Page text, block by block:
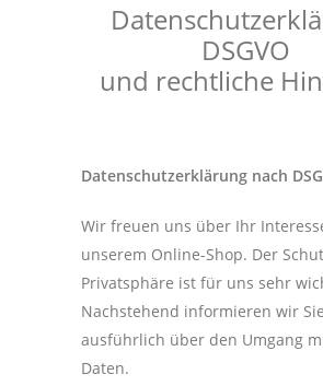
DSGVO
und rechtliche
Datenschutzerklärung nach
Wir freuen uns über Ihr
unserem Online-Shop. Der
Privatsphäre ist für uns sehr
Nachstehend informieren wir Sie
ausführlich über den Umgang
Daten.